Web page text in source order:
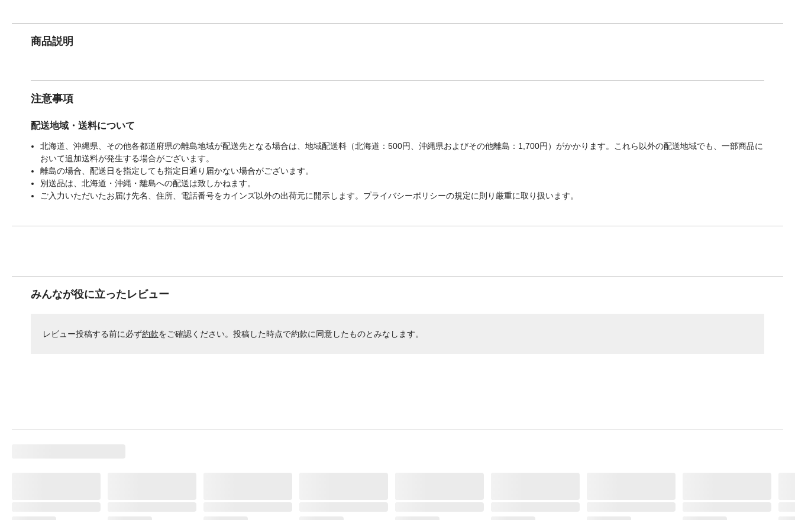
商品説明
注意事項
配送地域・送料について
北海道、沖縄県、その他各都道府県の離島地域が配送先となる場合は、地域配送料（北海道：500円、沖縄県およびその他離島：1,700円）がかかります。これら以外の配送地域でも、一部商品に
おいて追加送料が発生する場合がございます。
離島の場合、配送日を指定しても指定日通り届かない場合がございます。
別送品は、北海道・沖縄・離島への配送は致しかねます。
ご入力いただいたお届け先名、住所、電話番号をカインズ以外の出荷元に開示します。プライバシーポリシーの規定に則り厳重に取り扱います。
みんなが役に立ったレビュー
レビュー投稿する前に必ず約款をご確認ください。投稿した時点で約款に同意したものとみなします。